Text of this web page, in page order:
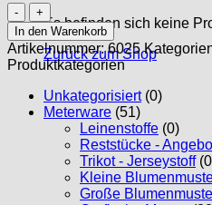
Es befinden sich keine
Zurück zum Shop
Blaudruck
-
Mitteldecke
6025
Menge
In den Warenkorb
Artikelnummer:6025
Produktkategorien
Unkategorisiert (0)
Meterware (51)
Leinenstoffe (0)
Reststücke -
Trikot - Jerseystoff
Kleine
Große